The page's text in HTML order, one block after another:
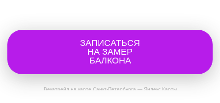
Векатрейд на карте Санкт‑Петербурга — Яндекс Карты
ЗАПИСАТЬСЯ
НА ЗАМЕР
БАЛКОНА